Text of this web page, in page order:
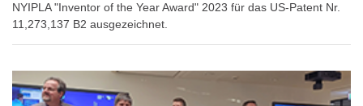
NYIPLA "Inventor of the Year Award" 2023 für das US-Patent Nr.
11,273,137 B2 ausgezeichnet.